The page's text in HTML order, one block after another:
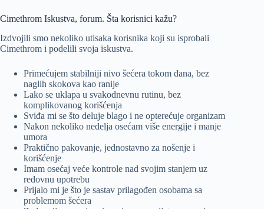
Cimethrom Iskustva, forum. Šta korisnici kažu?
Izdvojili smo nekoliko utisaka korisnika koji su isprobali
Cimethrom i podelili svoja iskustva.
Primećujem stabilniji nivo šećera tokom dana, bez
naglih skokova kao ranije
Lako se uklapa u svakodnevnu rutinu, bez
komplikovanog korišćenja
Sviđa mi se što deluje blago i ne opterećuje organizam
Nakon nekoliko nedelja osećam više energije i manje
umora
Praktično pakovanje, jednostavno za nošenje i
korišćenje
Imam osećaj veće kontrole nad svojim stanjem uz
redovnu upotrebu
Prijalo mi je što je sastav prilagođen osobama sa
problemom šećera